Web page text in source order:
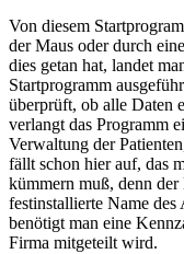
Von diesem
der Maus oder durch
dies getan hat, landet
Startprogramm
überprüft, ob alle Daten
verlangt das Programm
Verwaltung der
fällt schon hier auf, das
kümmern muß, denn der
festinstallierte Name
benötigt man eine
Firma mitgeteilt wird.